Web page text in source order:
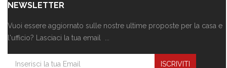
NEWSLETTER
Vuoi essere aggiornato sulle nostre ultime proposte per la casa e
l'ufficio? Lasciaci la tua email ...